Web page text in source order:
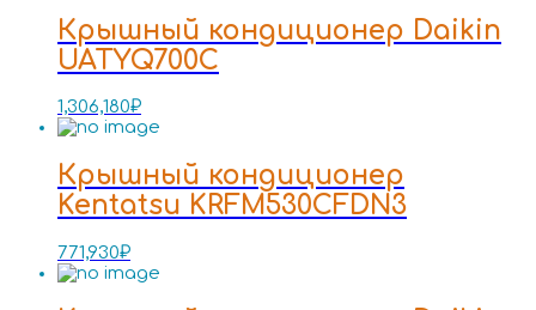
Крышный кондиционер Daikin
UATYQ700C
1,306,180₽
Крышный кондиционер
Kentatsu KRFM530CFDN3
771,930₽